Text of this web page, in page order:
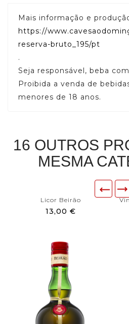
Mais informação e
https://
reserva-bruto_195/pt
.
Seja responsável, beba
Proibida a venda de
menores de 18 anos.
16 OUTROS
MESMA
Licor Beirão
13,00 €